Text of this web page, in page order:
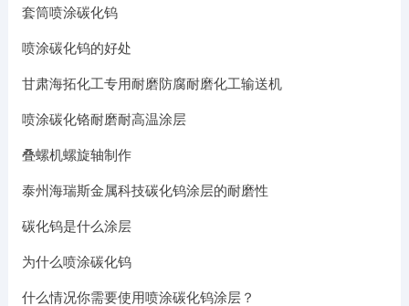
套筒喷涂碳化钨
喷涂碳化钨的好处
甘肃海拓化工专用耐磨防腐耐磨化工输送机
喷涂碳化铬耐磨耐高温涂层
叠螺机螺旋轴制作
泰州海瑞斯金属科技碳化钨涂层的耐磨性
碳化钨是什么涂层
为什么喷涂碳化钨
什么情况你需要使用喷涂碳化钨涂层？